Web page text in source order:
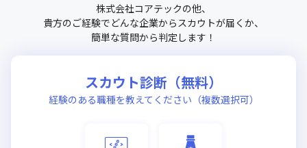
株式会社コアテックの他、
貴方のご経験でどんな企業からスカウトが届くか、
簡単な質問から判定します！
スカウト診断（無料）
経験のある職種を教えてください（複数選択可）